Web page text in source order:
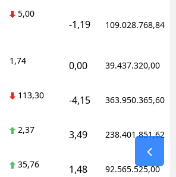
5,00
-1,19 109.028.768,84
1,74 0,00 39.437.320,00
113,30 -4,15 363.950.365,60
2,37 3,49 238.401.851,62
35,76 1,48 92.565.525,00